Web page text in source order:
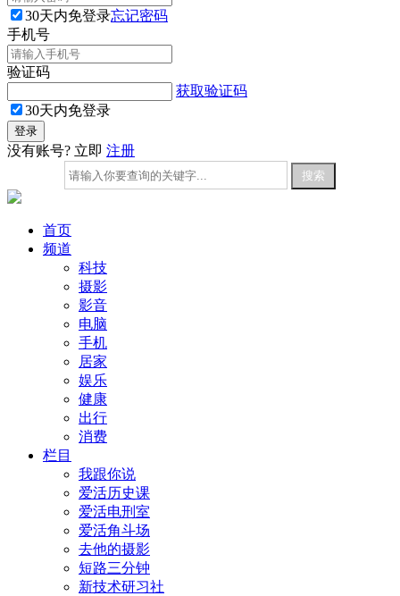
30天内免登录忘记密码
手机号
验证码
获取验证码
30天内免登录
没有账号? 立即 注册
首页
频道
科技
摄影
影音
电脑
手机
居家
娱乐
健康
出行
消费
栏目
我跟你说
爱活历史课
爱活电刑室
爱活角斗场
去他的摄影
短路三分钟
新技术研习社